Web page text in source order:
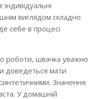
виглядом складно
себе в процесі
роботи, швачка уважно
доведеться мати
Значення
У домашній